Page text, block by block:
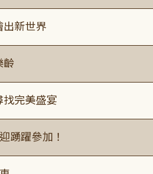
出新世界
齡
找完美盛宴
踴躍參加！